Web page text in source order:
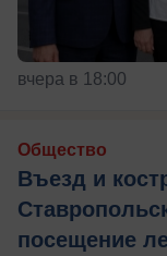
вчера в 18:00
Общество
Въезд и
посещение